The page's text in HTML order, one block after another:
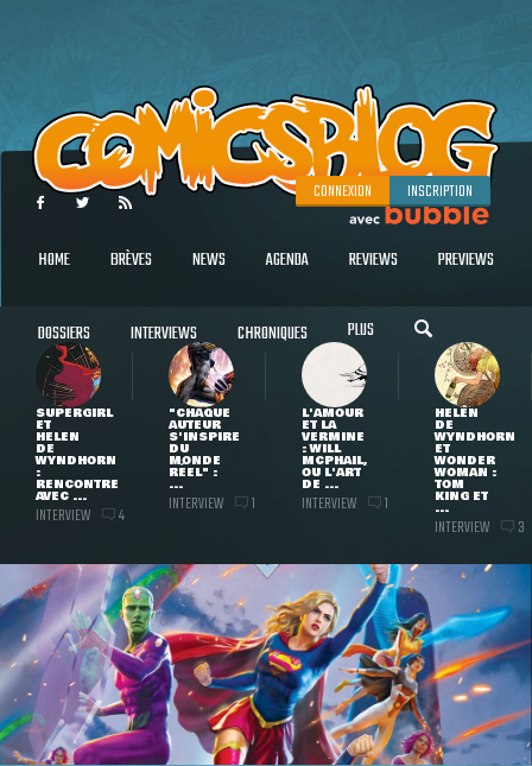
CONNEXION INSCRIPTION
HOME BRÈVES NEWS AGENDA REVIEWS PREVIEWS
DOSSIERS INTERVIEWS CHRONIQUES PLUS
SUPERGIRL
ET
HELEN
DE
WYNDHORN
:
RENCONTRE
AVEC ...
INTERVIEW 4
"CHAQUE
AUTEUR
S'INSPIRE
DU
MONDE
RÉEL" :
...
INTERVIEW 1
L'AMOUR
ET LA
VERMINE
: WILL
MCPHAIL,
OU L'ART
DE ...
INTERVIEW 1
HELEN
DE
WYNDHORN
ET
WONDER
WOMAN :
TOM
KING ET
...
INTERVIEW 3